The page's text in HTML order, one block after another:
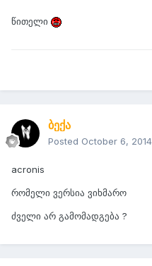
წითელი
ბექა
Posted October 6, 2014
acronis
რომელი ვერსია ვიხმარო
ძველი არ გამომადგება ?